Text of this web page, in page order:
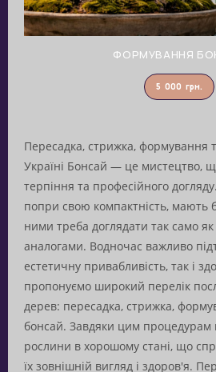
ФОРМУВАННЯ
5 000 грн.
Пересадка, стрижка, формування
Україні Бонсай — це мистецтво,
терпіння та професійного
попри свою компактність, мають
ними треба доглядати так само
аналогами. Водночас важливо
естетичну привабливість, так і
пропонуємо широкий перелік
дерев: пересадка, стрижка,
бонсай. Завдяки цим процедурам
рослини в хорошому стані, що
їх зовнішній вигляд і здоров'я.